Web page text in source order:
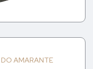
AMARANTE